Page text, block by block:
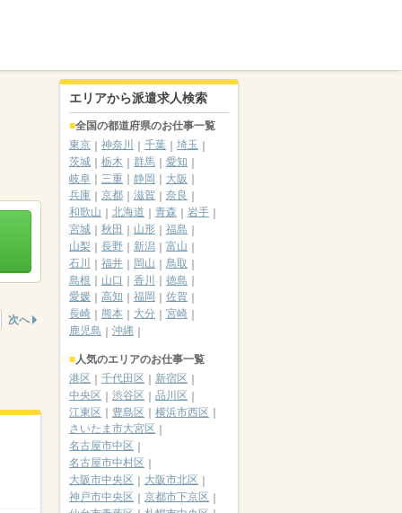
次へ
エリアから派遣求人検索
全国の都道府県のお仕事一覧
東京
神奈川 千葉
埼玉
茨城
栃木 群馬
愛知
岐阜
三重 静岡
大阪
兵庫
京都 滋賀
奈良
和歌山
北海道 青森
岩手
宮城
秋田 山形
福島
山梨
長野 新潟
富山
石川
福井 岡山
鳥取
島根
山口 香川
徳島
愛媛
高知 福岡
佐賀
長崎
熊本 大分
宮崎
鹿児島
沖縄
人気のエリアのお仕事一覧
港区
千代田区
新宿区
中央区
渋谷区
品川区
江東区
豊島区
横浜市西区
さいたま市大宮区
名古屋市中区
名古屋市中村区
大阪市中央区
大阪市北区
神戸市中央区
京都市下京区